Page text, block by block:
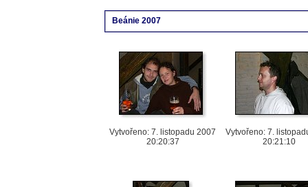
Beánie 2007
Vytvořeno: 7. listopadu 2007
20:20:37
Vytvořeno: 7.
20:21:10